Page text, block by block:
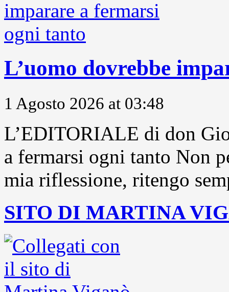
L’uomo dovrebbe
1 Agosto 2026 at 03:48
L’EDITORIALE di don
a fermarsi ogni tanto Non
mia riflessione, ritengo
SITO DI MARTINA